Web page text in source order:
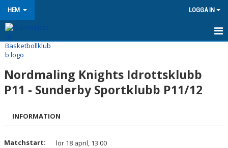
HEM LOGGA IN
HEM
NYHETER
KONTAKT
OM KLUBBEN
KALENDER
Nordmaling Knights Idrottsklubb
P11 - Sunderby Sportklubb P11/12
INFORMATION
Matchstart:
lör 18 april, 13:00